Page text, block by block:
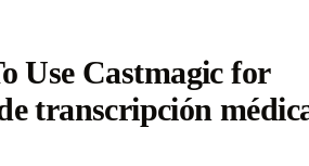
Use Castmagic for
transcripción